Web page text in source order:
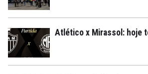
Atlético x Mirassol: hoje